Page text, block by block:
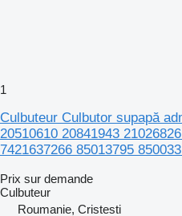
1
Culbuteur Culbutor supapă
20510610 20841943
7421637266 85013795
Prix sur demande
Culbuteur
Roumanie, Cristesti